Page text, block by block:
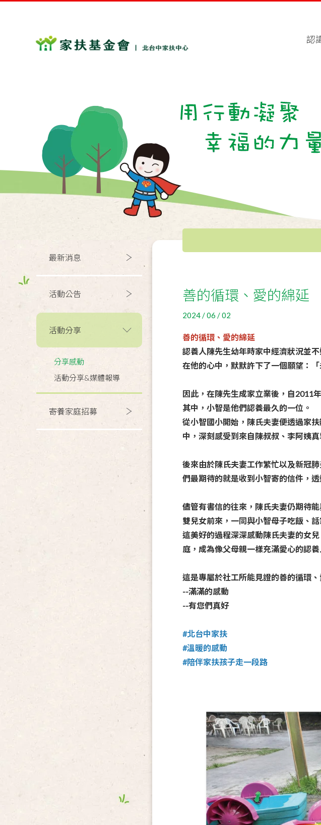
認
最新消息
活動公告
活動分享
分享感動
活動分享&媒體報導
寄養家庭招募
善的循環、愛的綿延
2024 / 06 / 02
善的循環、愛的綿延
認養人陳先生幼年時家中經濟狀況並
在他的心中，默默許下了一個願望：
因此，在陳先生成家立業後，自2011
其中，小智是他們認養最久的一位。
從小智國小開始，陳氏夫妻便透過家
中，深刻感受到來自陳叔叔、李阿姨真
後來由於陳氏夫妻工作繁忙以及新冠
們最期待的就是收到小智寄的信件，
儘管有書信的往來，陳氏夫妻仍期待
雙兒女前來，一同與小智母子吃飯、
這美好的過程深深感動陳氏夫妻的女
庭，成為像父母親一樣充滿愛心的認養
這是專屬於社工所能見證的善的循環
--滿滿的感動
--有您們真好
#北台中家扶
#溫暖的感動
#陪伴家扶孩子走一段路